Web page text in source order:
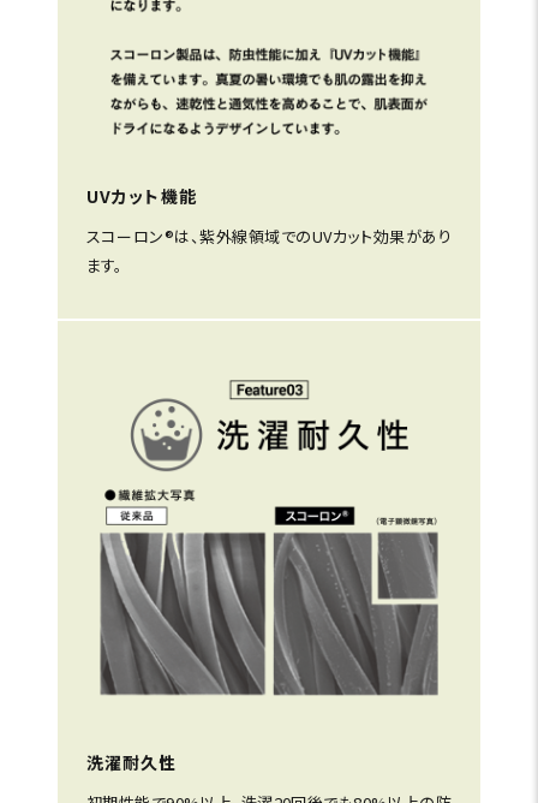
UVカット機能
スコーロン®は、紫外線領域でのUVカット効果があり
ます。
洗濯耐久性